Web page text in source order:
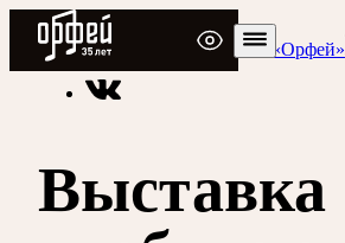
Радио Орфей
Радио классической музыки «Орфей»
Выставка